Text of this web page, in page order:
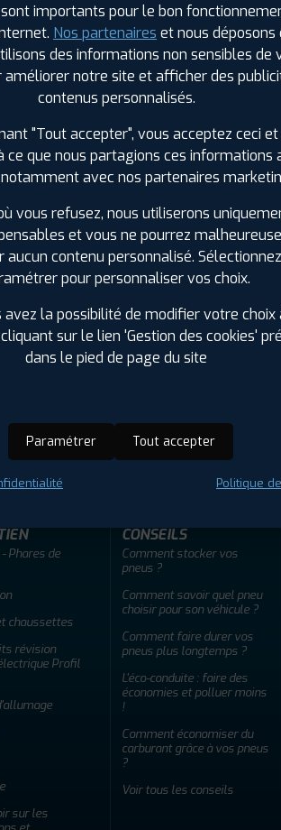
305
30
:21
externe : 73
au roulement :
sur sol mouillé : A
:
Offres d'emploi FAQ
Phares de
chaussettes
révision
Profil
sur les
CONSEILS
Comment stocker vos
pneus ?
Comment savoir quel pneu
choisir pour son véhicule ?
Comment faire durer vos
pneus plus longtemps ?
L'éco-conduite : faire des
économies et polluer moins
!
Comment économiser du
carburant grâce à vos pneus
?
Voir tous les conseils
importants pour le bon
Nos partenaires et nous déposons
des informations non sensibles de
améliorer notre site et afficher des
contenus personnalisés.
"Tout accepter", vous acceptez ceci
ce que nous partagions ces informations
avec nos partenaires
vous refusez, nous utiliserons
et vous ne pourrez
aucun contenu personnalisé. Sélectionnez
pour personnaliser vos choix.
avez la possibilité de modifier votre choix
sur le lien 'Gestion des cookies'
dans le pied de page du site
Paramétrer Tout accepter
Politique